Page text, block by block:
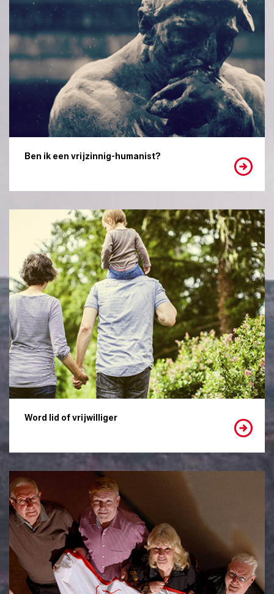
Ben ik een vrijzinnig-humanist?
Word lid of vrijwilliger